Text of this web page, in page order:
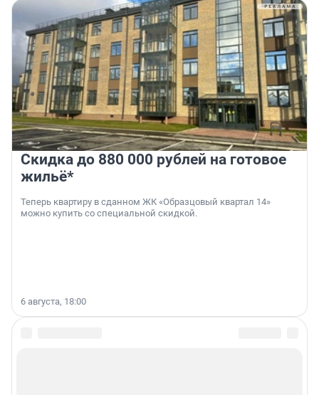
Скидка до 880 000 рублей на готовое
жильё*
Теперь квартиру в сданном ЖК «Образцовый квартал 14»
можно купить со специальной скидкой.
6 августа, 18:00